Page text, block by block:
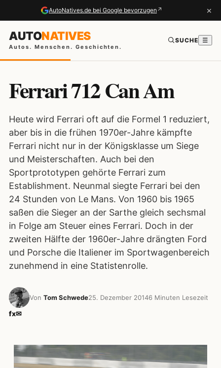
AutoNatives.de bei Google bevorzugen ↗ ×
AUTONATIVES
Autos. Menschen. Geschichten.
SUCHE ☰
Ferrari 712 Can Am
Heute wird Ferrari oft auf die Formel 1 reduziert,
aber bis in die frühen 1970er-Jahre kämpfte
Ferrari nicht nur in der Königsklasse um Siege
und Meisterschaften. Auch bei den
Sportprototypen gehörte Ferrari zum
Establishment. Neunmal siegte Ferrari bei den
24 Stunden von Le Mans. Von 1960 bis 1965
saßen die Sieger an der Sarthe gleich sechsmal
in Folge am Steuer eines Ferrari. Doch in der
zweiten Hälfte der 1960er-Jahre drängten Ford
und Porsche die Italiener im Sportwagenbereich
zunehmend in eine Statistenrolle.
Von Tom Schwede25. Dezember 20146 Minuten Lesezeit
fx✉